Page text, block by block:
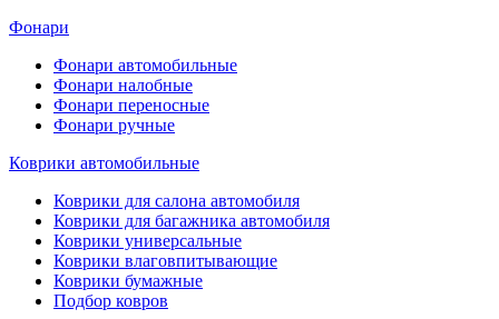
Фонари
Фонари автомобильные
Фонари налобные
Фонари переносные
Фонари ручные
Коврики автомобильные
Коврики для салона автомобиля
Коврики для багажника автомобиля
Коврики универсальные
Коврики влаговпитывающие
Коврики бумажные
Подбор ковров